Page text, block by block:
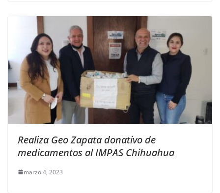
Realiza Geo Zapata donativo de
medicamentos al IMPAS Chihuahua
marzo 4, 2023